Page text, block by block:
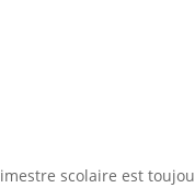
scolaire est